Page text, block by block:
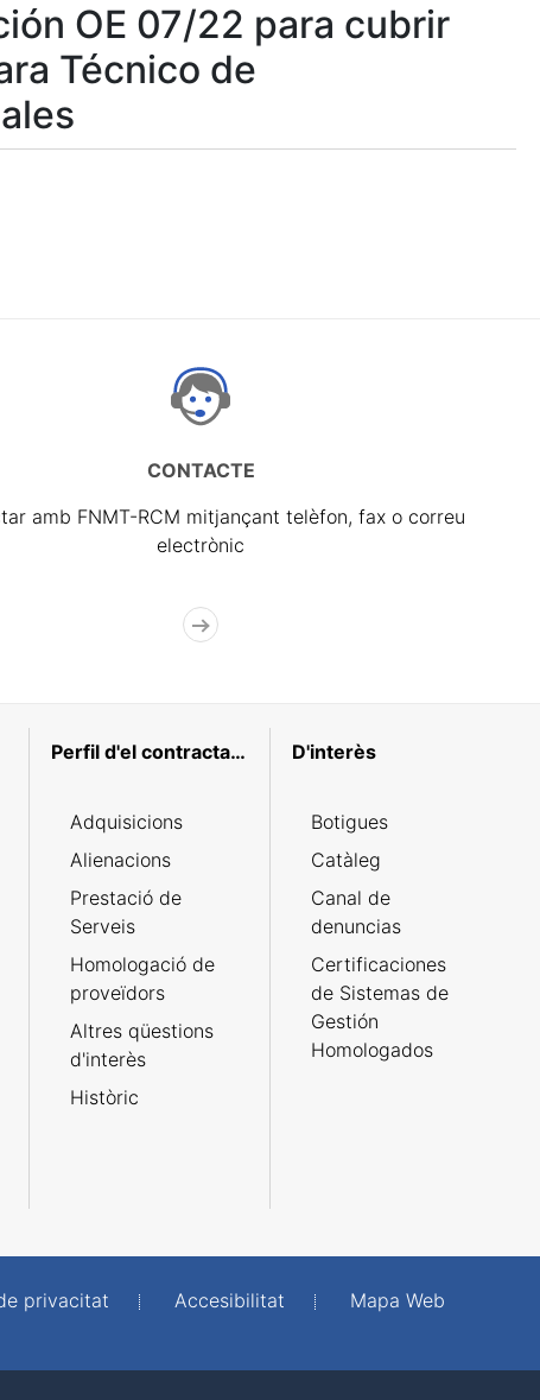
OE 07/22 para cubrir
Técnico de
CONTACTE
amb FNMT-RCM mitjançant telèfon, fax o correu
electrònic
Perfil d'el contractant
Adquisicions
Alienacions
Prestació de
Serveis
Homologació de
proveïdors
Altres qüestions
d'interès
Històric
D'interès
Botigues
Catàleg
Canal de
denuncias
Certificaciones
de Sistemas de
Gestión
Homologados
privacitat Accesibilitat
Mapa Web